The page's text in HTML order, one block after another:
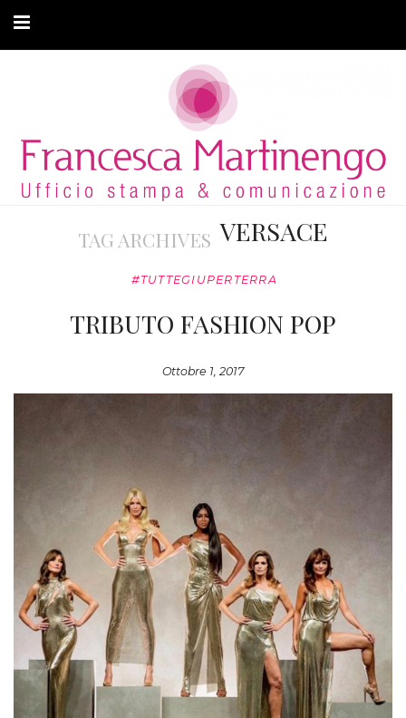
ARTICOLI
MODA ADATTIVA
CONTATTITAG ARCHIVES VERSACE
#TUTTEGIUPERTERRA
TRIBUTO FASHION POP
Ottobre 1, 2017